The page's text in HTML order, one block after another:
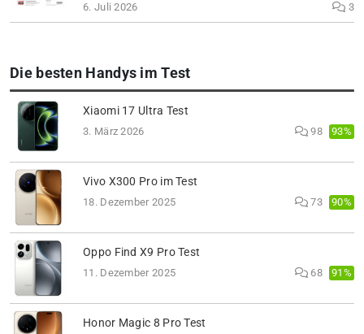
6. Juli 2026 3
Die besten Handys im Test
Xiaomi 17 Ultra Test
3. März 2026 98 93%
Vivo X300 Pro im Test
18. Dezember 2025 73 90%
Oppo Find X9 Pro Test
11. Dezember 2025 68 91%
Honor Magic 8 Pro Test